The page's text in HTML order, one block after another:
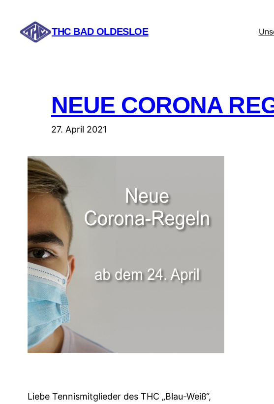
Inhalt
springen
THC BAD OLDESLOE
NEUE CORONA
27. April 2021
Liebe Tennismitglieder des THC „Blau-Weiß“,